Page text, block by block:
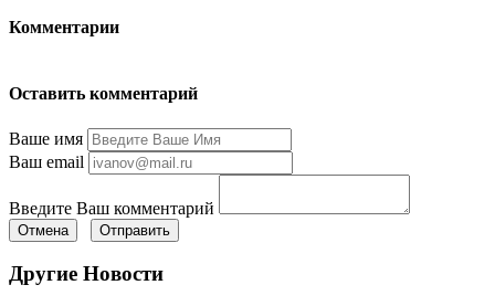
Комментарии
Оставить комментарий
Ваше имя
Ваш email
Введите Ваш комментарий
Отмена Отправить
Другие Новости